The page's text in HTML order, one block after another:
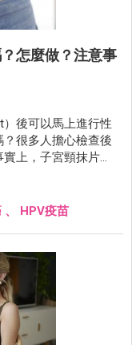
怎麼做？注意事
後可以馬上進行性
很多人擔心檢查後
上，子宮頸抹片雖
感，甚至有輕微出
什麼？
、 HPV疫苗